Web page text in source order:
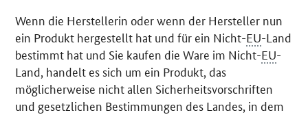
Wenn die Herstellerin oder wenn der Hersteller nun
ein Produkt hergestellt hat und für ein Nicht-EU-Land
bestimmt hat und Sie kaufen die Ware im Nicht-EU-
Land, handelt es sich um ein Produkt, das
möglicherweise nicht allen Sicherheitsvorschriften
und gesetzlichen Bestimmungen des Landes, in dem